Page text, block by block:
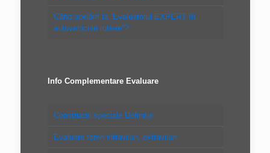
Când apelăm la “Evaluatorul EXPERT în
autovehicule rutiere”?
Info Complementare Evaluare
Constructii speciale Definitie
Evaluare teren intravilan, extravilan